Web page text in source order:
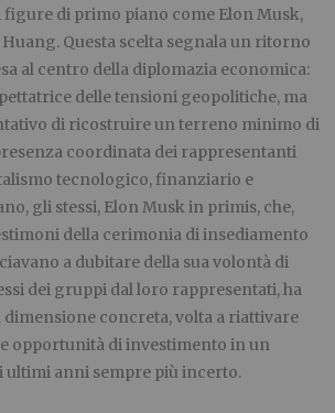
figure di primo piano come Elon Musk,
Huang. Questa scelta segnala un ritorno
al centro della diplomazia economica:
delle tensioni geopolitiche, ma
di ricostruire un terreno minimo di
coordinata dei rappresentanti
tecnologico, finanziario e
gli stessi, Elon Musk in primis, che,
della cerimonia di insediamento
a dubitare della sua volontà di
dei gruppi dal loro rappresentati, ha
dimensione concreta, volta a riattivare
opportunità di investimento in un
ultimi anni sempre più incerto.